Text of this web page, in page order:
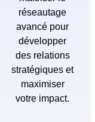
réseautage
avancé pour
développer
des relations
stratégiques et
maximiser
votre impact.